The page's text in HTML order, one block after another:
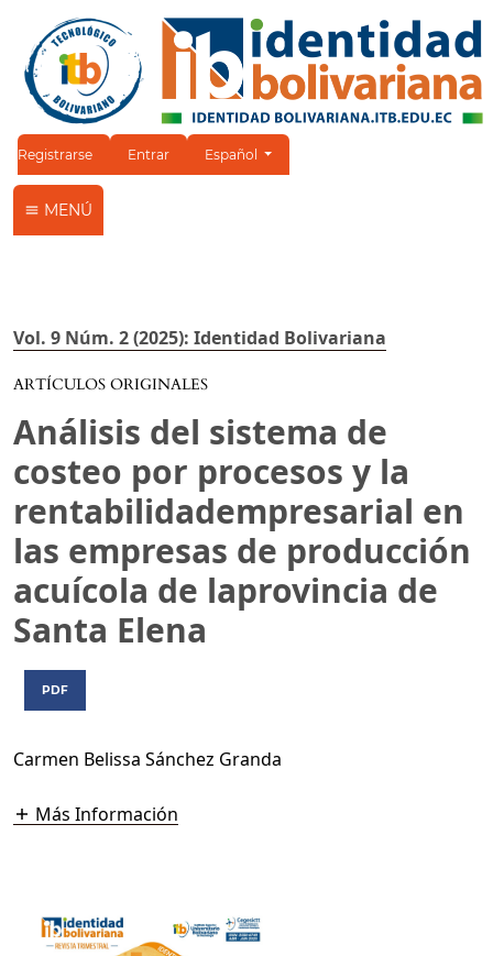
Registrarse Entrar Cambiar el idioma. El idioma actual es:
Español
MENÚ
Vol. 9 Núm. 2 (2025): Identidad Bolivariana
ARTÍCULOS ORIGINALES
Análisis del sistema de
costeo por procesos y la
rentabilidadempresarial en
las empresas de producción
acuícola de laprovincia de
Santa Elena
PDF
Carmen Belissa Sánchez Granda
Más Información